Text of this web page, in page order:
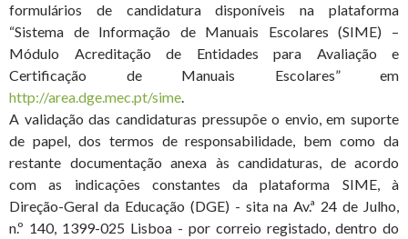
formulários de candidatura disponíveis na plataforma
“Sistema de Informação de Manuais Escolares (SIME) –
Módulo Acreditação de Entidades para Avaliação e
Certificação de Manuais Escolares” em
http://area.dge.mec.pt/sime
A validação das candidaturas pressupõe o envio, em suporte
de papel, dos termos de responsabilidade, bem como da
restante documentação anexa às candidaturas, de acordo
com as indicações constantes da plataforma SIME, à
Direção-Geral da Educação (DGE) - sita na Av.ª 24 de Julho,
n.º 140, 1399-025 Lisboa - por correio registado, dentro do